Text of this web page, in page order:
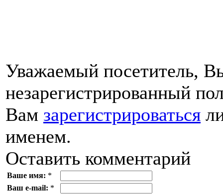
Уважаемый посетитель,
незарегистрированный
Вам зарегистрироваться
именем.
Оставить комментарий
Ваше имя: *
Ваш e-mail: *